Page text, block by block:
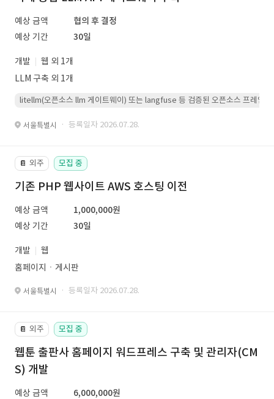
예상 금액
협의 후 결정
예상 기간
30일
개발
웹 외 1개
LLM 구축 외 1개
litellm(오픈소스 llm 게이트웨이) 또는 langfuse 등 검증된 오픈소스 프레임워
서울특별시 · 등록일자 2026.07.28.
📔 외주 모집 중
기존 PHP 웹사이트 AWS 호스팅 이전
예상 금액
1,000,000원
예상 기간
30일
개발
웹
홈페이지ㆍ게시판
서울특별시 · 등록일자 2026.07.28.
📔 외주 모집 중
웹툰 출판사 홈페이지 워드프레스 구축 및 관리자(CM
S) 개발
예상 금액
6,000,000원